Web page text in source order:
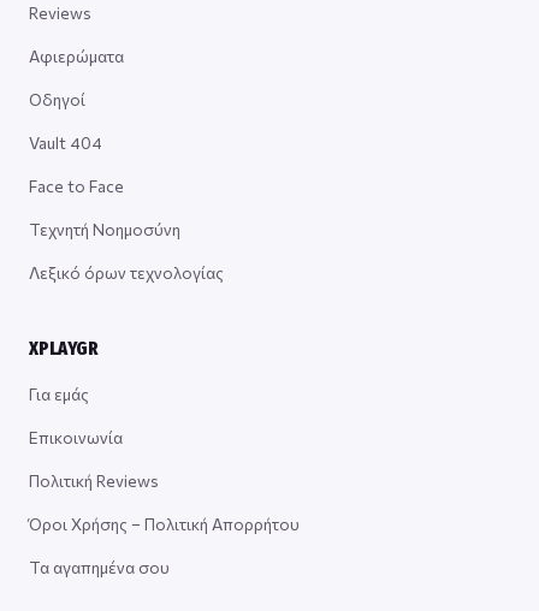
Reviews
Αφιερώματα
Οδηγοί
Vault 404
Face to Face
Τεχνητή Νοημοσύνη
Λεξικό όρων τεχνολογίας
XPLAYGR
Για εμάς
Επικοινωνία
Πολιτική Reviews
Όροι Χρήσης – Πολιτική Απορρήτου
Τα αγαπημένα σου